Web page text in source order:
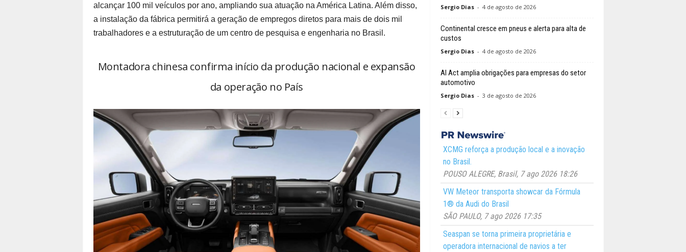
alcançar 100 mil veículos por ano, ampliando sua atuação na América Latina. Além disso,
a instalação da fábrica permitirá a geração de empregos diretos para mais de dois mil
trabalhadores e a estruturação de um centro de pesquisa e engenharia no Brasil.
Montadora chinesa confirma início da produção nacional e expansão
da operação no País
Sergio Dias - 4 de agosto de 2026
Continental cresce em pneus e alerta para alta de
custos
Sergio Dias - 4 de agosto de 2026
AI Act amplia obrigações para empresas do setor
automotivo
Sergio Dias - 3 de agosto de 2026
XCMG reforça a produção local e a inovação
no Brasil.
POUSO ALEGRE, Brasil, 7 ago 2026 18:26
VW Meteor transporta showcar da Fórmula
1® da Audi do Brasil
SÃO PAULO, 7 ago 2026 17:35
Seaspan se torna primeira proprietária e
operadora internacional de navios a ter